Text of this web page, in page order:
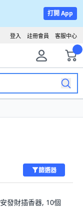
打開 App
客服中心
註冊會員
登入
篩選器
發財插香器, 10個